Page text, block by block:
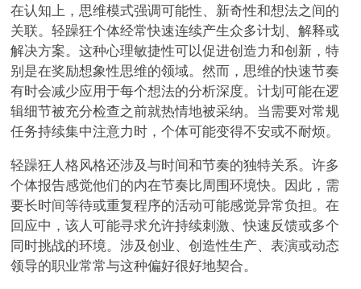
在认知上，思维模式强调可能性、新奇性和想法之间的
关联。轻躁狂个体经常快速连续产生众多计划、解释或
解决方案。这种心理敏捷性可以促进创造力和创新，特
别是在奖励想象性思维的领域。然而，思维的快速节奏
有时会减少应用于每个想法的分析深度。计划可能在逻
辑细节被充分检查之前就热情地被采纳。当需要对常规
任务持续集中注意力时，个体可能变得不安或不耐烦。
轻躁狂人格风格还涉及与时间和节奏的独特关系。许多
个体报告感觉他们的内在节奏比周围环境快。因此，需
要长时间等待或重复程序的活动可能感觉异常负担。在
回应中，该人可能寻求允许持续刺激、快速反馈或多个
同时挑战的环境。涉及创业、创造性生产、表演或动态
领导的职业常常与这种偏好很好地契合。